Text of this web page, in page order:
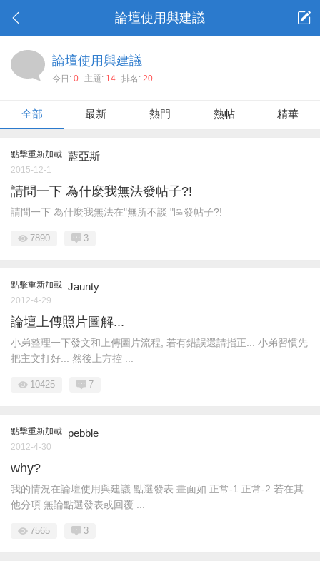
論壇使用與建議
論壇使用與建議
今日: 0 主題: 14 排名: 20
全部 最新 熱門 熱帖 精華
點擊重新加載 藍亞斯
2015-12-1
請問一下 為什麼我無法發帖子?!
請問一下 為什麼我無法在"無所不談 "區發帖子?!
7890 3
點擊重新加載 Jaunty
2012-4-29
論壇上傳照片圖解...
小弟整理一下發文和上傳圖片流程, 若有錯誤還請指正... 小弟習慣先
把主文打好... 然後上方控 ...
10425 7
點擊重新加載 pebble
2012-4-30
why?
我的情況在論壇使用與建議 點選發表 畫面如 正常-1 正常-2 若在其
他分項 無論點選發表或回覆 ...
7565 3